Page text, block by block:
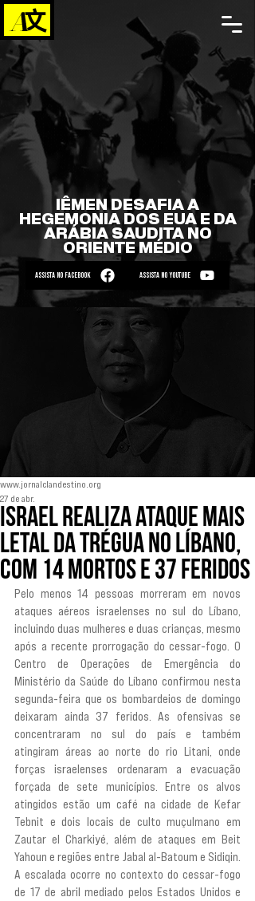
IÊMEN DESAFIA A
HEGEMONIA DOS EUA E DA
ARÁBIA SAUDITA NO
ORIENTE MÉDIO
ASSISTA NO FACEBOOK ASSISTA NO YOUTUBE
Israel realiza ataque mais
letal da trégua no Líbano,
com 14 mortos e 37 feridos
www.jornalclandestino.org
27 de abr.
Pelo menos 14 pessoas morreram em novos
ataques aéreos israelenses no sul do Líbano,
incluindo duas mulheres e duas crianças, mesmo
após a recente prorrogação do cessar-fogo. O
Centro de Operações de Emergência do
Ministério da Saúde do Líbano confirmou nesta
segunda-feira que os bombardeios de domingo
deixaram ainda 37 feridos. As ofensivas se
concentraram no sul do país e também
atingiram áreas ao norte do rio Litani, onde
forças israelenses ordenaram a evacuação
forçada de sete municípios. Entre os alvos
atingidos estão um café na cidade de Kefar
Tebnit e dois locais de culto muçulmano em
Zautar el Charkiyé, além de ataques em Beit
Yahoun e regiões entre Jabal al-Batoum e Sidiqin.
A escalada ocorre no contexto do cessar-fogo
de 17 de abril mediado pelos Estados Unidos e